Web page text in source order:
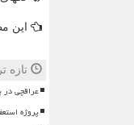
این
تازه
عراقچی در
پروژه